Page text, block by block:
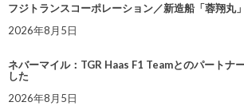
フジトランスコーポレーション／新造船「蓉翔丸
2026年8月5日
ネバーマイル：TGR Haas F1 Teamとのパートナ
した
2026年8月5日